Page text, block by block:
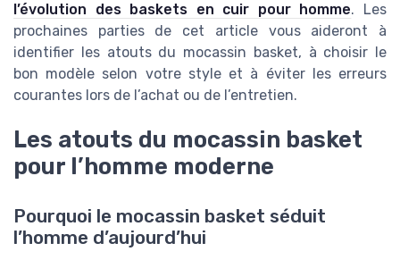
l’évolution des baskets en cuir pour homme. Les
prochaines parties de cet article vous aideront à
identifier les atouts du mocassin basket, à choisir le
bon modèle selon votre style et à éviter les erreurs
courantes lors de l’achat ou de l’entretien.
Les atouts du mocassin basket
pour l’homme moderne
Pourquoi le mocassin basket séduit
l’homme d’aujourd’hui